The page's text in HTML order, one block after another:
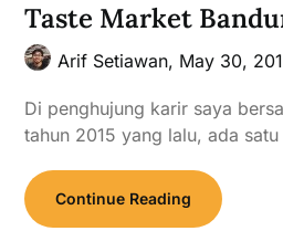
Taste Market
Arif Setiawan, May 30,
Di penghujung karir saya
tahun 2015 yang lalu, ada
Continue Reading